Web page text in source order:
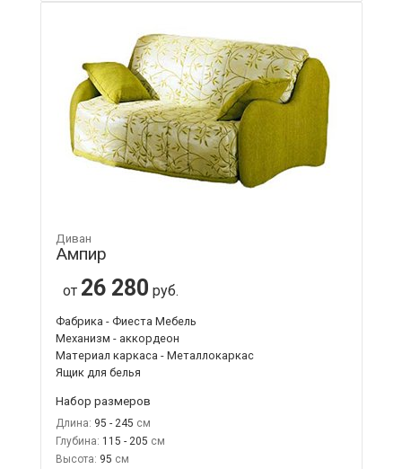
Диван
Ампир
от 26 280 руб.
Фабрика - Фиеста Мебель
Механизм - аккордеон
Материал каркаса - Металлокаркас
Ящик для белья
Набор размеров
Длина: 95 - 245
Глубина: 115 - 205
Высота: 95